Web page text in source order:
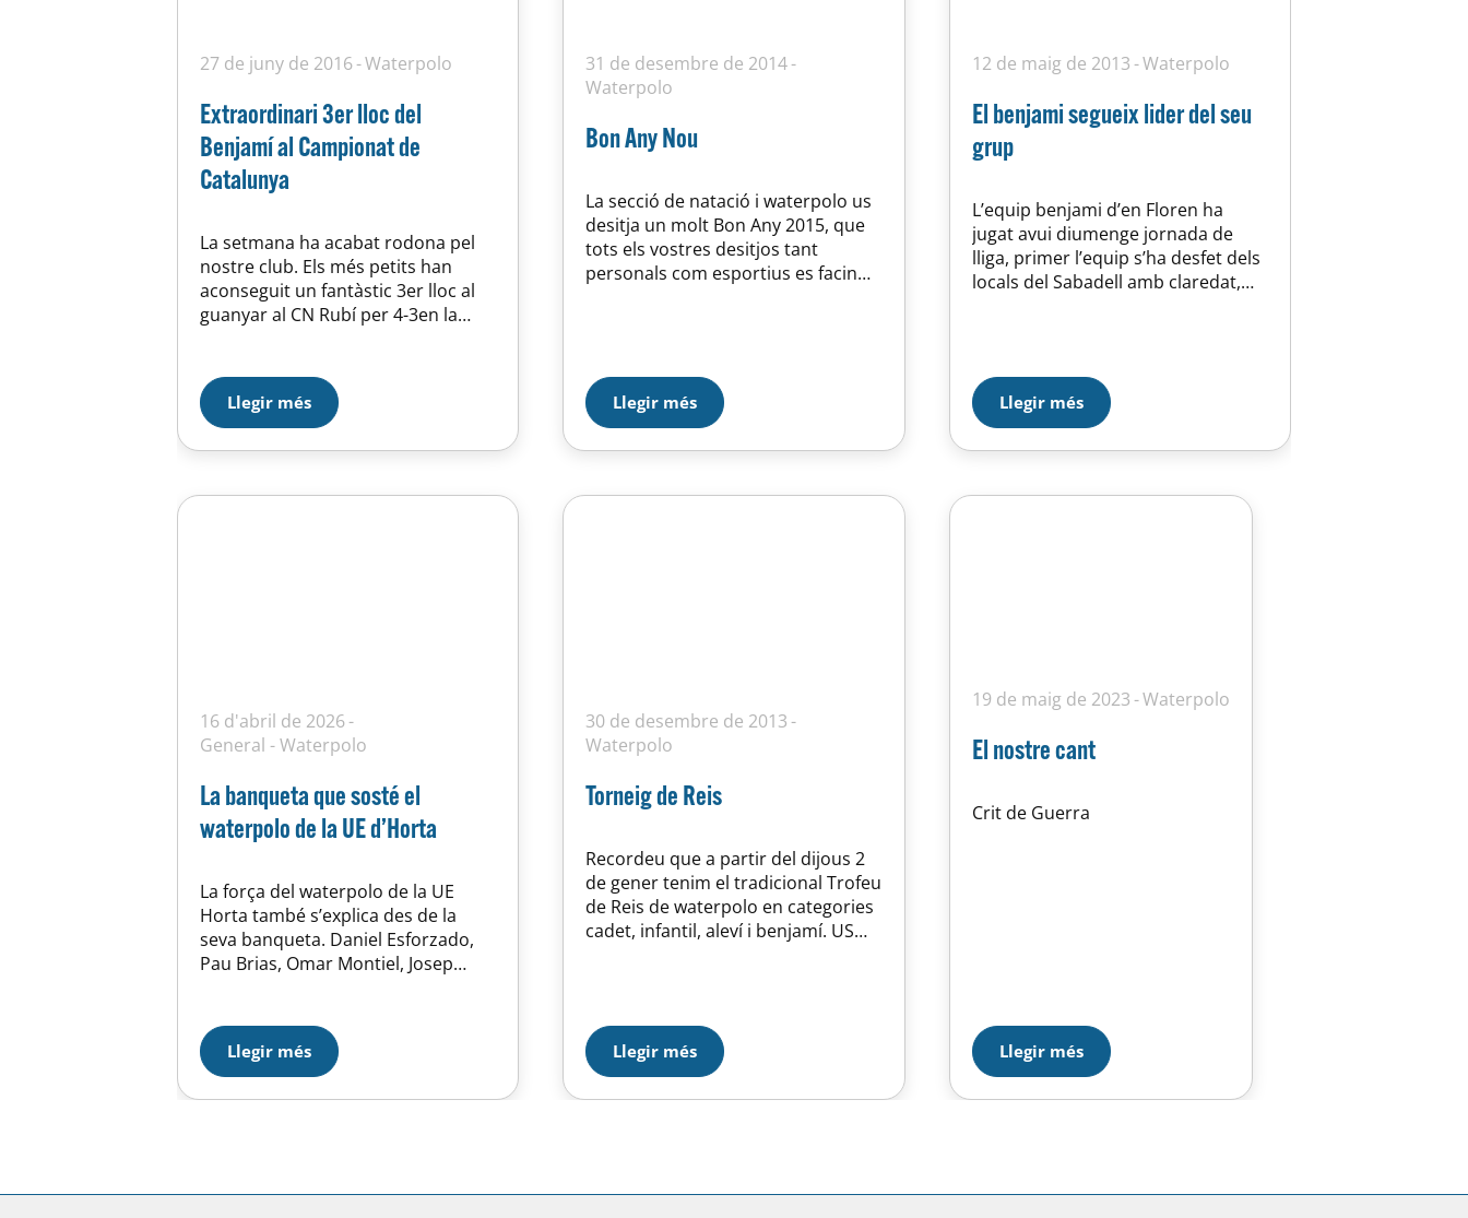
27 de juny de 2016 Waterpolo
Extraordinari 3er lloc del
Benjamí al Campionat de
Catalunya
La setmana ha acabat rodona pel
nostre club. Els més petits han
aconseguit un fantàstic 3er lloc al
guanyar al CN Rubí per 4-3en la
hem de felicitar de la gran millora
que ha fet aquest grup: Sergi,
Bernat, Laura,…
Llegir més
31 de desembre de 2014
Waterpolo
Bon Any Nou
La secció de natació i waterpolo us
desitja un molt Bon Any 2015, que
tots els vostres desitjos tant
personals com esportius es facin
Llegir més
12 de maig de 2013 Waterpolo
El benjami segueix lider del seu
grup
L’equip benjami d’en Floren ha
jugat avui diumenge jornada de
lliga, primer l’equip s’ha desfet dels
locals del Sabadell amb claredat,
segons dels de la muntanya màgica
han deixat el partit empatat, l’equip
continua en bona…
Llegir més
16 d'abril de 2026
General -Waterpolo
La banqueta que sosté el
waterpolo de la UE d’Horta
La força del waterpolo de la UE
Horta també s’explica des de la
seva banqueta. Daniel Esforzado,
Pau Brias, Omar Montiel, Josep
Claramunt,Pau Borràs i Pau Ribas,
formen un cos tècnic en què
conviuen la joventut i l’experiència,
la mirada nova i el bagatge de
Llegir més
30 de desembre de 2013
Waterpolo
Torneig de Reis
Recordeu que a partir del dijous 2
de gener tenim el tradicional Trofeu
de Reis de waterpolo en categories
cadet, infantil, aleví i benjamí. US
Llegir més
19 de maig de 2023 Waterpolo
El nostre cant
Crit de Guerra
Llegir més